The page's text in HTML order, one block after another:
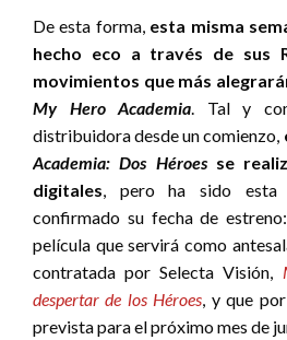
De esta forma, esta misma
hecho eco a través de sus
movimientos que más
My Hero Academia. Tal y
distribuidora desde un comienzo,
Academia: Dos Héroesse
digitales, pero ha sido esta
confirmado su fecha de estreno:
película que servirá como
contratada por Selecta Visión,
despertar de los Héroes, y que
prevista para el próximo mes de